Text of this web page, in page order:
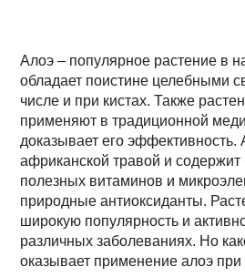
Алоэ – популярное растение в
обладает поистине целебными
числе и при кистах. Также
применяют в традиционной
доказывает его эффективность.
африканской травой и
полезных витаминов и
природные антиоксиданты.
широкую популярность и
различных заболеваниях. Но
оказывает применение алоэ при